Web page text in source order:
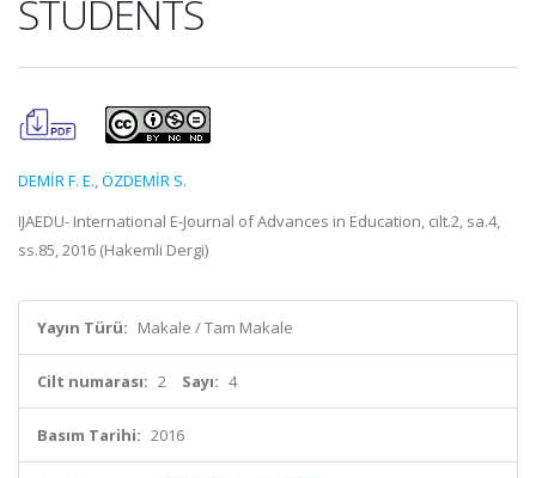
STUDENTS
DEMİR F. E.,ÖZDEMİR S.
IJAEDU- International E-Journal of Advances in Education, cilt.2, sa.4,
ss.85, 2016 (Hakemli Dergi)
Yayın Türü: Makale / Tam Makale
Cilt numarası: 2 Sayı: 4
Basım Tarihi: 2016